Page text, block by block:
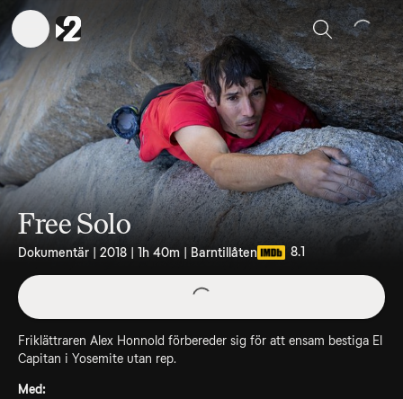
Sök
Free Solo
Dokumentär | 2018 | 1h 40m | Barntillåten 8.1
Friklättraren Alex Honnold förbereder sig för att ensam bestiga El
Capitan i Yosemite utan rep.
Med: